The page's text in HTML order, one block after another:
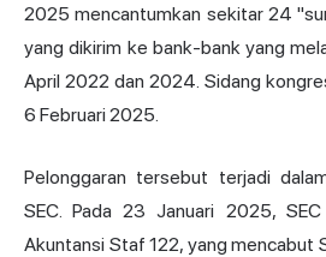
2025 mencantumkan sekitar 24
yang dikirim ke bank-bank yang
April 2022 dan 2024. Sidang
6 Februari 2025.
Pelonggaran tersebut terjadi
SEC. Pada 23 Januari 2025,
Akuntansi Staf 122, yang mencabut